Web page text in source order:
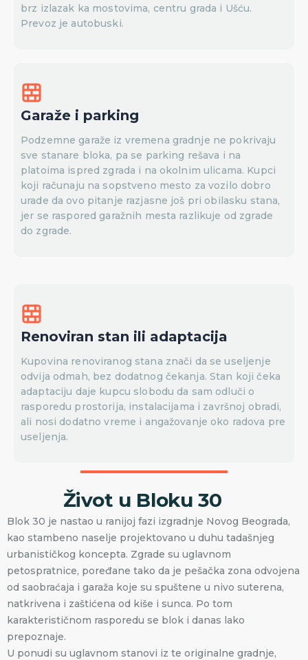
brz izlazak ka mostovima, centru grada i Ušću.
Prevoz je autobuski.
Garaže i parking
Podzemne garaže iz vremena gradnje ne pokrivaju
sve stanare bloka, pa se parking rešava i na
platoima ispred zgrada i na okolnim ulicama. Kupci
koji računaju na sopstveno mesto za vozilo dobro
urade da ovo pitanje razjasne još pri obilasku stana,
jer se raspored garažnih mesta razlikuje od zgrade
do zgrade.
Renoviran stan ili adaptacija
Kupovina renoviranog stana znači da se useljenje
odvija odmah, bez dodatnog čekanja. Stan koji čeka
adaptaciju daje kupcu slobodu da sam odluči o
rasporedu prostorija, instalacijama i završnoj obradi,
ali nosi dodatno vreme i angažovanje oko radova pre
useljenja.
Život u Bloku 30
Blok 30 je nastao u ranijoj fazi izgradnje Novog Beograda,
kao stambeno naselje projektovano u duhu tadašnjeg
urbanističkog koncepta. Zgrade su uglavnom
petospratnice, poređane tako da je pešačka zona odvojena
od saobraćaja i garaža koje su spuštene u nivo suterena,
natkrivena i zaštićena od kiše i sunca. Po tom
karakterističnom rasporedu se blok i danas lako
prepoznaje.
U ponudi su uglavnom stanovi iz te originalne gradnje,